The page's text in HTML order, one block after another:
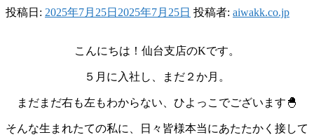
投稿日: 2025年7月25日 2025年7月25日 投稿者: aiwakk.co.jp
こんにちは！仙台支店のKです。
５月に入社し、まだ２か月。
まだまだ右も左もわからない、ひよっこでございます🐣
そんな生まれたての私に、日々皆様本当にあたたかく接して